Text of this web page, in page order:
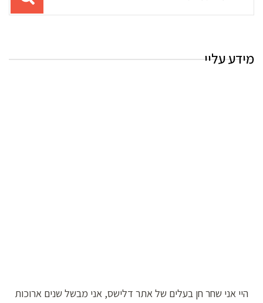
מידע עליי
היי אני שחר חן בעלים של אתר דלישס, אני מבשל שנים ארוכות